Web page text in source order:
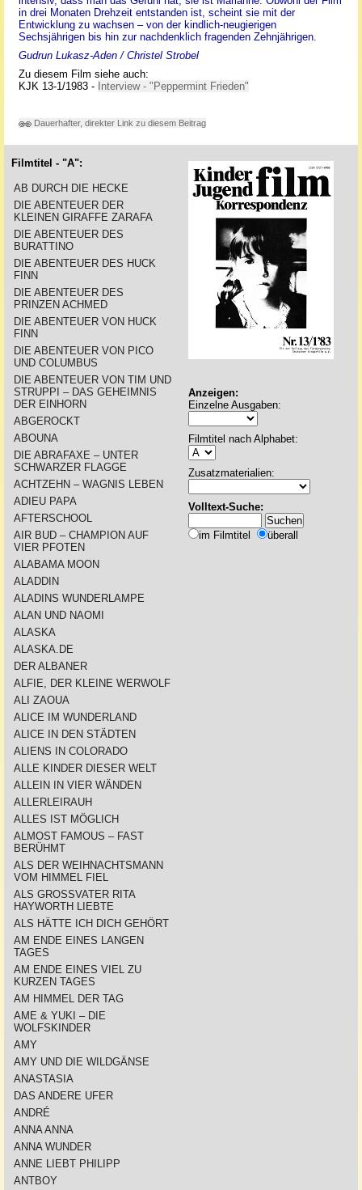
in drei Monaten Drehzeit entstanden ist, scheint sie mit der
Entwicklung zu wachsen – von der kindlich-neugierigen
Sechsjährigen bis hin zur nachdenklich fragenden Zehnjährigen.
Gudrun Lukasz-Aden / Christel Strobel
Zu diesem Film siehe auch:
KJK 13-1/1983 - Interview - "Peppermint Frieden"
Dauerhafter, direkter Link zu diesem Beitrag
Filmtitel - "A":
AB DURCH DIE HECKE
DIE ABENTEUER DER
KLEINEN GIRAFFE ZARAFA
DIE ABENTEUER DES
BURATTINO
DIE ABENTEUER DES HUCK
FINN
DIE ABENTEUER DES
PRINZEN ACHMED
DIE ABENTEUER VON HUCK
FINN
DIE ABENTEUER VON PICO
UND COLUMBUS
DIE ABENTEUER VON TIM UND
STRUPPI – DAS GEHEIMNIS
DER EINHORN
ABGEROCKT
ABOUNA
DIE ABRAFAXE – UNTER
SCHWARZER FLAGGE
ACHTZEHN – WAGNIS LEBEN
ADIEU PAPA
AFTERSCHOOL
AIR BUD – CHAMPION AUF
VIER PFOTEN
ALABAMA MOON
ALADDIN
ALADINS WUNDERLAMPE
ALAN UND NAOMI
ALASKA
ALASKA.DE
DER ALBANER
ALFIE, DER KLEINE WERWOLF
ALI ZAOUA
ALICE IM WUNDERLAND
ALICE IN DEN STÄDTEN
ALIENS IN COLORADO
ALLE KINDER DIESER WELT
ALLEIN IN VIER WÄNDEN
ALLERLEIRAUH
ALLES IST MÖGLICH
ALMOST FAMOUS – FAST
BERÜHMT
ALS DER WEIHNACHTSMANN
VOM HIMMEL FIEL
ALS GROSSVATER RITA
HAYWORTH LIEBTE
ALS HÄTTE ICH DICH GEHÖRT
AM ENDE EINES LANGEN
TAGES
AM ENDE EINES VIEL ZU
KURZEN TAGES
AM HIMMEL DER TAG
AME & YUKI – DIE
WOLFSKINDER
AMY
AMY UND DIE WILDGÄNSE
ANASTASIA
DAS ANDERE UFER
ANDRÉ
ANNA ANNA
ANNA WUNDER
ANNE LIEBT PHILIPP
ANTBOY
Anzeigen:
Einzelne Ausgaben:
Filmtitel nach Alphabet:
Zusatzmaterialien:
Volltext-Suche:
im Filmtitel überall